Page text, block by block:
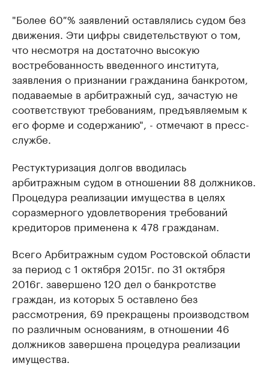
"Более 60 % заявлений оставлялись судом без
движения. Эти цифры свидетельствуют о том,
что несмотря на достаточно высокую
востребованность введенного института,
заявления о признании гражданина банкротом,
подаваемые в арбитражный суд, зачастую не
соответствуют требованиям, предъявляемым к
его форме и содержанию", - отмечают в пресс-
службе.
Рестуктуризация долгов вводилась
арбитражным судом в отношении 88 должников.
Процедура реализации имущества в целях
соразмерного удовлетворения требований
кредиторов применена к 478 гражданам.
Всего Арбитражным судом Ростовской области
за период с 1 октября 2015г. по 31 октября
2016г. завершено 120 дел о банкротстве
граждан, из которых 5 оставлено без
рассмотрения, 69 прекращены производством
по различным основаниям, в отношении 46
должников завершена процедура реализации
имущества.